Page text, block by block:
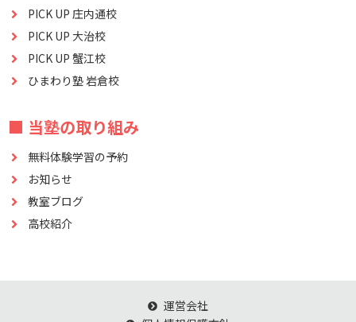
PICK UP 庄内通校
PICK UP 大治校
PICK UP 蟹江校
ひまわり塾 岩倉校
■ 当塾の取り組み
無料体験学習の予約
お知らせ
教室ブログ
高校紹介
運営会社